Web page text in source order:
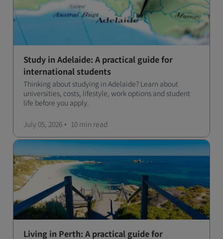
Study in Adelaide: A practical guide for
international students
Thinking about studying in Adelaide? Learn about
universities, costs, lifestyle, work options and student
life before you apply.
July 05, 2026 10 min read
Living in Perth: A practical guide for